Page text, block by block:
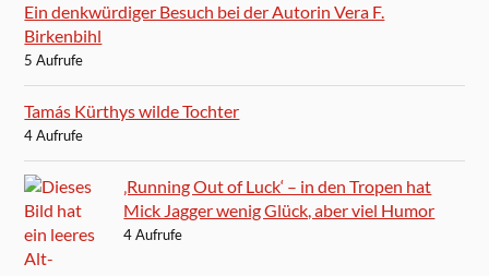
Ein denkwürdiger Besuch bei der Autorin Vera F.
Birkenbihl
5 Aufrufe
Tamás Kürthys wilde Tochter
4 Aufrufe
‚Running Out of Luck‘ – in den Tropen hat
Mick Jagger wenig Glück, aber viel Humor
4 Aufrufe